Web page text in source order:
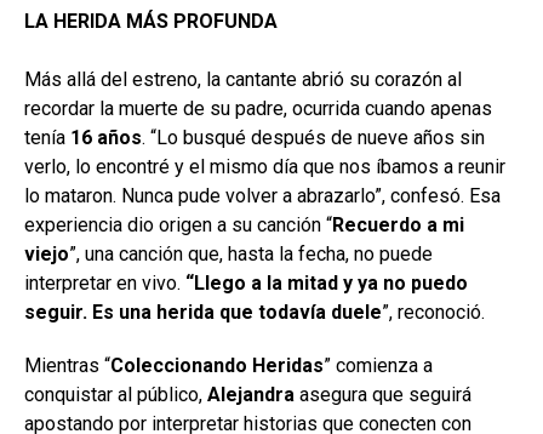
LA HERIDA MÁS PROFUNDA
Más allá del estreno, la cantante abrió su corazón al
recordar la muerte de su padre, ocurrida cuando apenas
tenía 16 años. “Lo busqué después de nueve años sin
verlo, lo encontré y el mismo día que nos íbamos a reunir
lo mataron. Nunca pude volver a abrazarlo”, confesó. Esa
experiencia dio origen a su canción “Recuerdo a mi
viejo”, una canción que, hasta la fecha, no puede
interpretar en vivo. “Llego a la mitad y ya no puedo
seguir. Es una herida que todavía duele”, reconoció.
Mientras “Coleccionando Heridas” comienza a
conquistar al público, Alejandra asegura que seguirá
apostando por interpretar historias que conecten con